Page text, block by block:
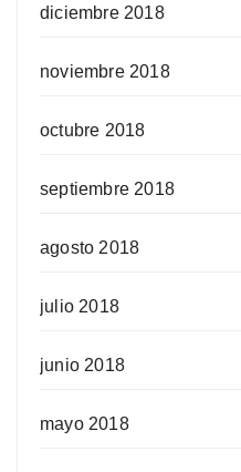
diciembre 2018
noviembre 2018
octubre 2018
septiembre 2018
agosto 2018
julio 2018
junio 2018
mayo 2018